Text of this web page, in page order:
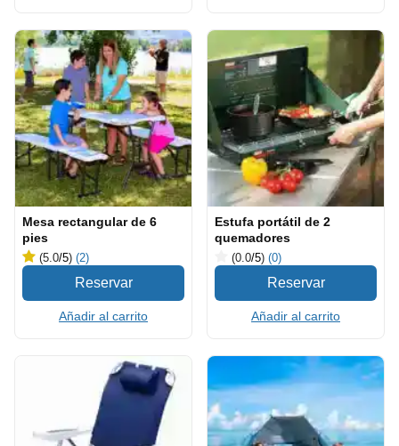
Mesa rectangular de 6
pies
(5.0/5) (2)
Añadir al carrito
Estufa portátil de 2
quemadores
(0.0/5) (0)
Añadir al carrito